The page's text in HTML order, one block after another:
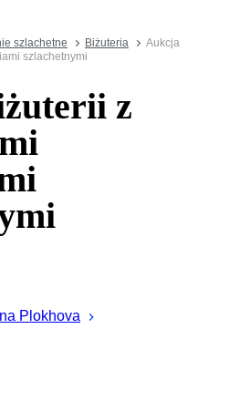
szlachetne Biżuteria
Aukcja
szlachetnymi
z
Plokhova